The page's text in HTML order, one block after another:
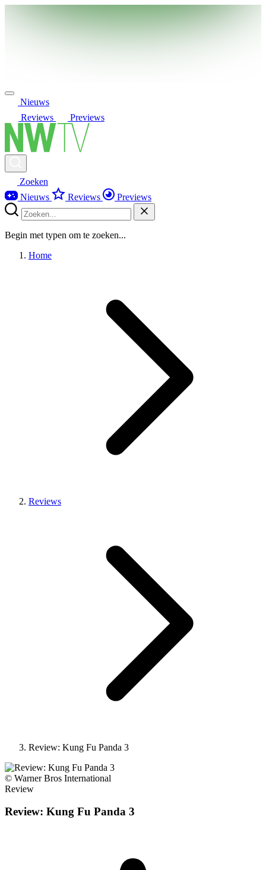
Nieuws
Reviews
Previews
Zoeken
Nieuws
Reviews Previews
Begin met typen om te zoeken...
Home
Reviews
Review: Kung Fu Panda 3
© Warner Bros International
Review
Review: Kung Fu Panda 3